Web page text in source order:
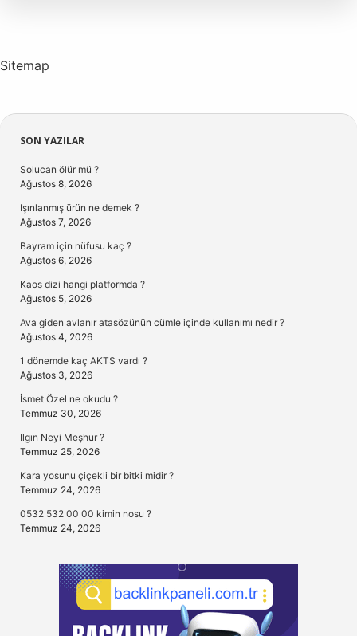
Sitemap
Sidebar
SON YAZILAR
Solucan ölür mü ?
Ağustos 8, 2026
Işınlanmış ürün ne demek ?
Ağustos 7, 2026
Bayram için nüfusu kaç ?
Ağustos 6, 2026
Kaos dizi hangi platformda ?
Ağustos 5, 2026
Ava giden avlanır atasözünün cümle içinde kullanımı nedir ?
Ağustos 4, 2026
1 dönemde kaç AKTS vardı ?
Ağustos 3, 2026
İsmet Özel ne okudu ?
Temmuz 30, 2026
Ilgın Neyi Meşhur ?
Temmuz 25, 2026
Kara yosunu çiçekli bir bitki midir ?
Temmuz 24, 2026
0532 532 00 00 kimin nosu ?
Temmuz 24, 2026